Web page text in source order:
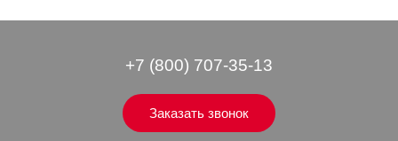
+7 (800) 707-35-13
Заказать звонок